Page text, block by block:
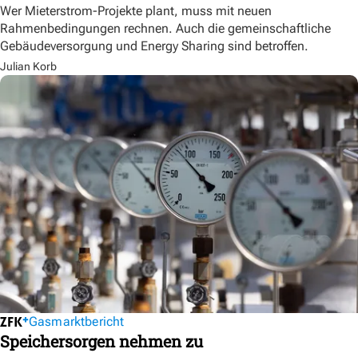
Wer Mieterstrom-Projekte plant, muss mit neuen
Rahmenbedingungen rechnen. Auch die gemeinschaftliche
Gebäudeversorgung und Energy Sharing sind betroffen.
Julian Korb
Gasmarktbericht
Speichersorgen nehmen zu